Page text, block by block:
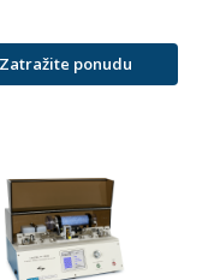
Zatražite ponudu